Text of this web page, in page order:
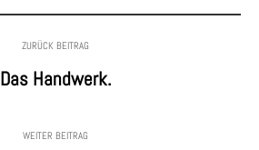
ZURÜCK BEITRAG
Das Handwerk.
WEITER BEITRAG